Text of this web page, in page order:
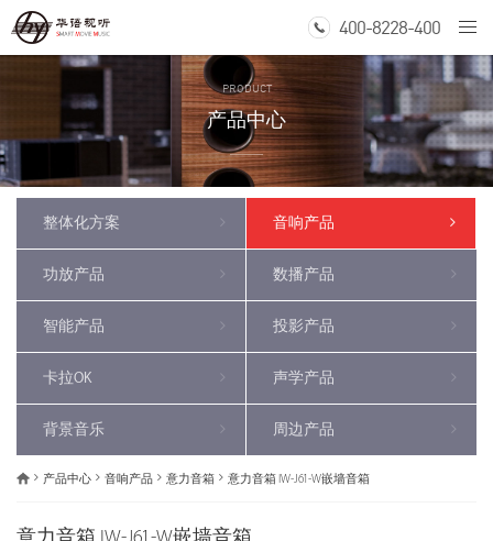
400-8228-400
PRODUCT
产品中心
整体化方案 音响产品
功放产品 数播产品
智能产品 投影产品
卡拉OK 声学产品
背景音乐 周边产品
产品中心 音响产品 意力音箱 意力音箱 IW-J61-W嵌墙音箱